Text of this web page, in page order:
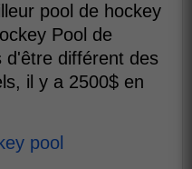
pool de hockey
Pool de
d'être différent des
il y a 2500$ en
pool